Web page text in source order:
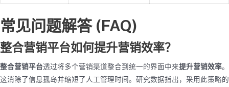
常见问题解答 (FAQ)
整合营销平台如何提升营销效率？
整合营销平台透过将多个营销渠道整合到统一的界面中来提升营销效率。
这消除了信息孤岛并缩短了人工管理时间。研究数据指出，采用此策略的